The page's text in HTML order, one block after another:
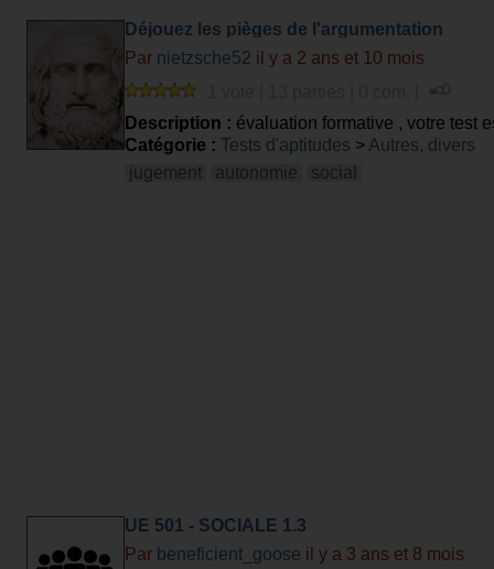
Déjouez les pièges de l'argumentation
Par nietzsche52 il y a 2 ans et 10 mois
Description : évaluation formative , votre test
Catégorie : Tests d'aptitudes > Autres, divers
jugement
autonomie social
UE 501 - SOCIALE 1.3
Par beneficient_goose il y a 3 ans et 8 mois